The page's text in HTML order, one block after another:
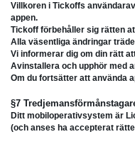
Villkoren i Tickoffs
appen.
Tickoff förbehåller sig rätten
Alla väsentliga ändringar
Vi informerar dig om din rätt
Avinstallera och upphör med
Om du fortsätter att använda
§7
Ditt mobiloperativsystem är
(och anses ha accepterat